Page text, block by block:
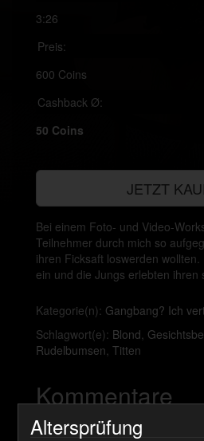
3:26
Preis:
600 Coins
Cashback Ø:
50 Coins
JETZT
Bei einem Foto- und Video-
Teilnehmer durch mich so
ihren Ficksaft loswerden
ein und die Jungs erlebten ihren
Kategorie(n): Gangbang? Ich
Schlagwort(e): Blond,
Rudelbumsen, Titten
Kommentare
Altersprüfung